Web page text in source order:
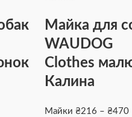
Параметри
Майка для
WAUDOG
Clothes
Калина
Майки ₴216 – ₴470